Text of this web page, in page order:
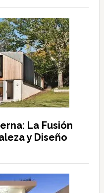
La Fusión
y Diseño